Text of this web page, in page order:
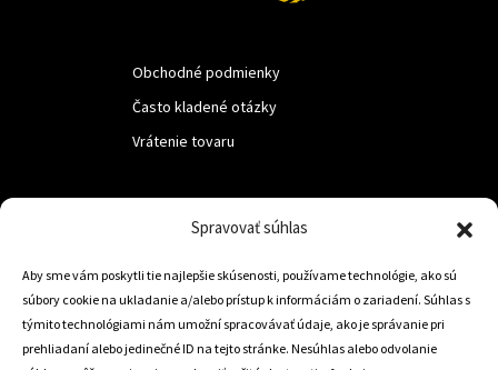
Spravovať súhlas
Aby sme vám poskytli tie najlepšie skúsenosti, používame technológie, ako sú
súbory cookie na ukladanie a/alebo prístup k informáciám o zariadení. Súhlas s
týmito technológiami nám umožní spracovávať údaje, ako je správanie pri
prehliadaní alebo jedinečné ID na tejto stránke. Nesúhlas alebo odvolanie
Obchodné podmienky
Často kladené otázky
Vrátenie tovaru
Trstená 02801